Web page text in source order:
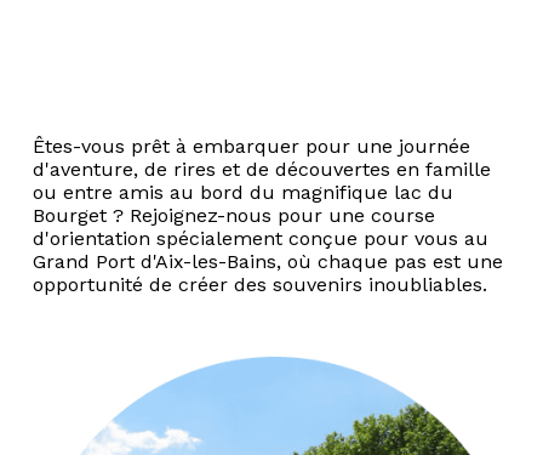
Êtes-vous prêt à embarquer pour une journée
d'aventure, de rires et de découvertes en famille
ou entre amis au bord du magnifique lac du
Bourget ? Rejoignez-nous pour une course
d'orientation spécialement conçue pour vous au
Grand Port d'Aix-les-Bains, où chaque pas est une
opportunité de créer des souvenirs inoubliables.